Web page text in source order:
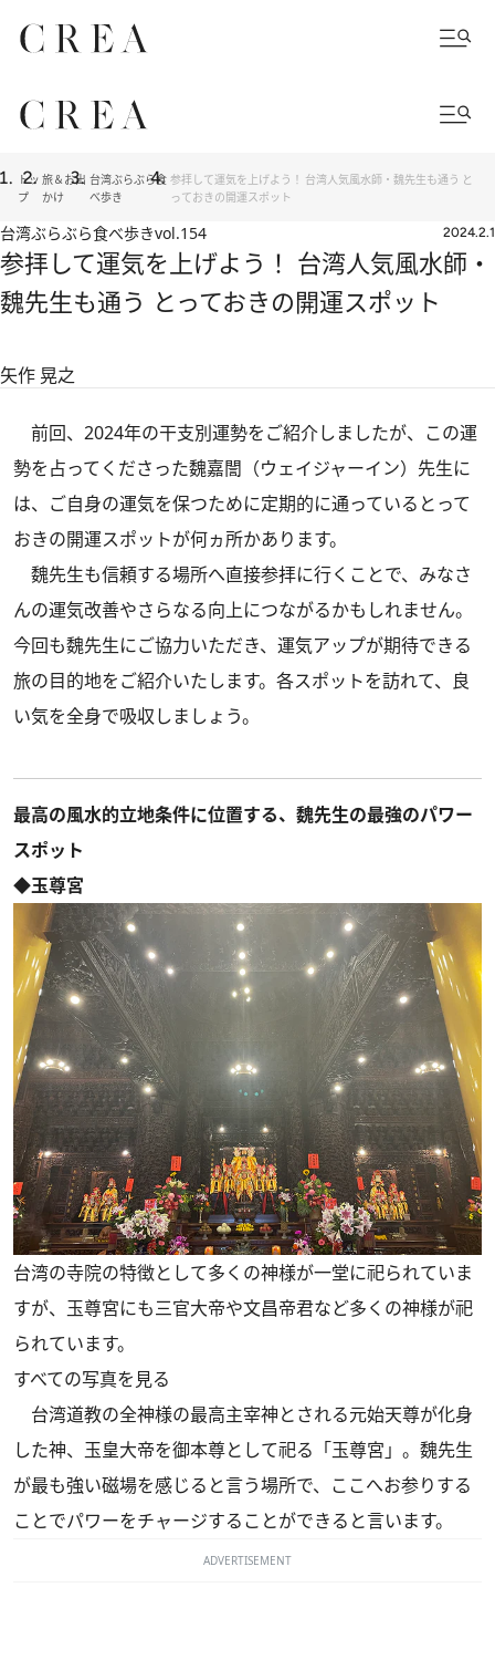
トッ
プ
旅＆お出
かけ
台湾ぶらぶら食
べ歩き
参拝して運気を上げよう！ 台湾人気風水師・魏先生も通う と
っておきの開運スポット
台湾ぶらぶら食べ歩きvol.154 2024.2.1
参拝して運気を上げよう！ 台湾人気風水師・
魏先生も通う とっておきの開運スポット
矢作 晃之
前回、2024年の干支別運勢をご紹介しましたが、この運
勢を占ってくださった魏嘉誾（ウェイジャーイン）先生に
は、ご自身の運気を保つために定期的に通っているとって
おきの開運スポットが何ヵ所かあります。
魏先生も信頼する場所へ直接参拝に行くことで、みなさ
んの運気改善やさらなる向上につながるかもしれません。
今回も魏先生にご協力いただき、運気アップが期待できる
旅の目的地をご紹介いたします。各スポットを訪れて、良
い気を全身で吸収しましょう。
最高の風水的立地条件に位置する、魏先生の最強のパワー
スポット
◆玉尊宮
台湾の寺院の特徴として多くの神様が一堂に祀られていま
すが、玉尊宮にも三官大帝や文昌帝君など多くの神様が祀
られています。
すべての写真を見る
台湾道教の全神様の最高主宰神とされる元始天尊が化身
した神、玉皇大帝を御本尊として祀る「玉尊宮」。魏先生
が最も強い磁場を感じると言う場所で、ここへお参りする
ことでパワーをチャージすることができると言います。
ADVERTISEMENT